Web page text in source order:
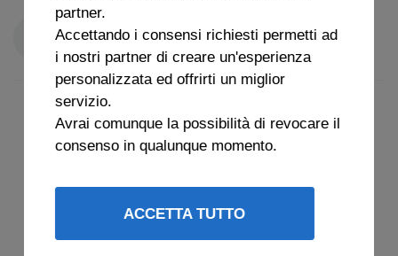
partner.
Accettando i consensi richiesti permetti ad
i nostri partner di creare un'esperienza
personalizzata ed offrirti un miglior
servizio.
Avrai comunque la possibilità di revocare il
consenso in qualunque momento.
ACCETTA TUTTO